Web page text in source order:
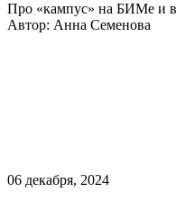
Про «кампус» на БИМе и
Автор: Анна Семенова
06 декабря, 2024